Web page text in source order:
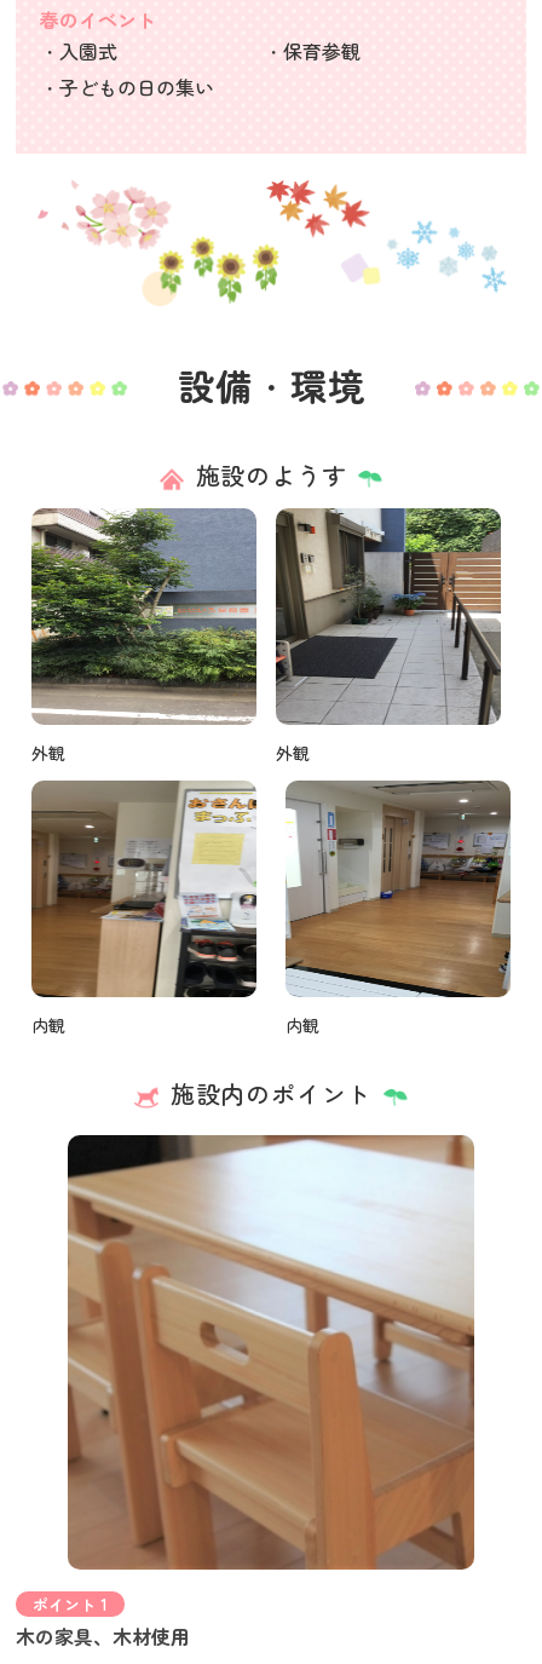
春のイベント
・入園式
・子どもの日の集い
・保育参観
設備・環境
施設のようす
外観 外観
内観 内観
施設内のポイント
ポイント 1
木の家具、木材使用